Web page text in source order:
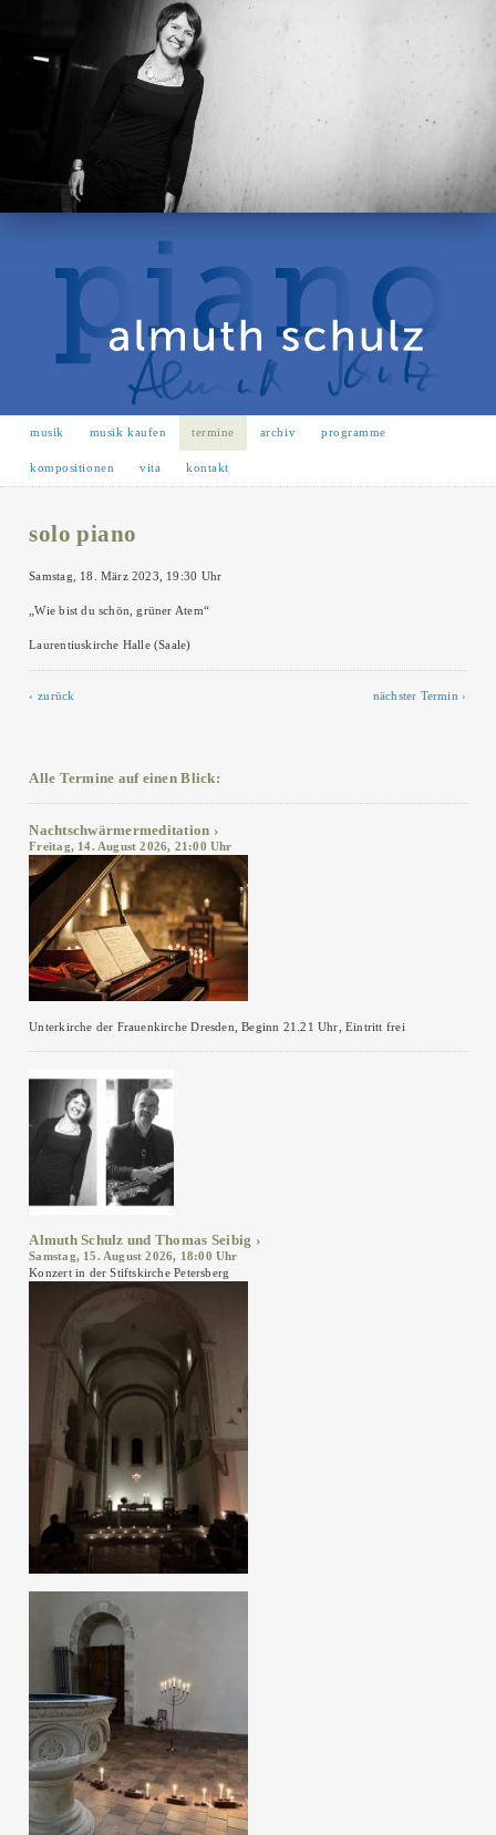
musik musik kaufen termine archiv programme
kompositionen vita kontakt
solo piano
Samstag, 18. März 2023, 19:30 Uhr
„Wie bist du schön, grüner Atem“
Laurentiuskirche Halle (Saale)
zurück nächster Termin
Alle Termine auf einen Blick:
Nachtschwärmermeditation
Freitag, 14. August 2026, 21:00 Uhr
Unterkirche der Frauenkirche Dresden, Beginn 21.21 Uhr, Eintritt frei
Almuth Schulz und Thomas Seibig
Samstag, 15. August 2026, 18:00 Uhr
Konzert in der Stiftskirche Petersberg